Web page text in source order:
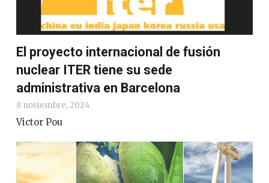
El proyecto internacional de fusión
nuclear ITER tiene su sede
administrativa en Barcelona
8 noviembre, 2024
Victor Pou